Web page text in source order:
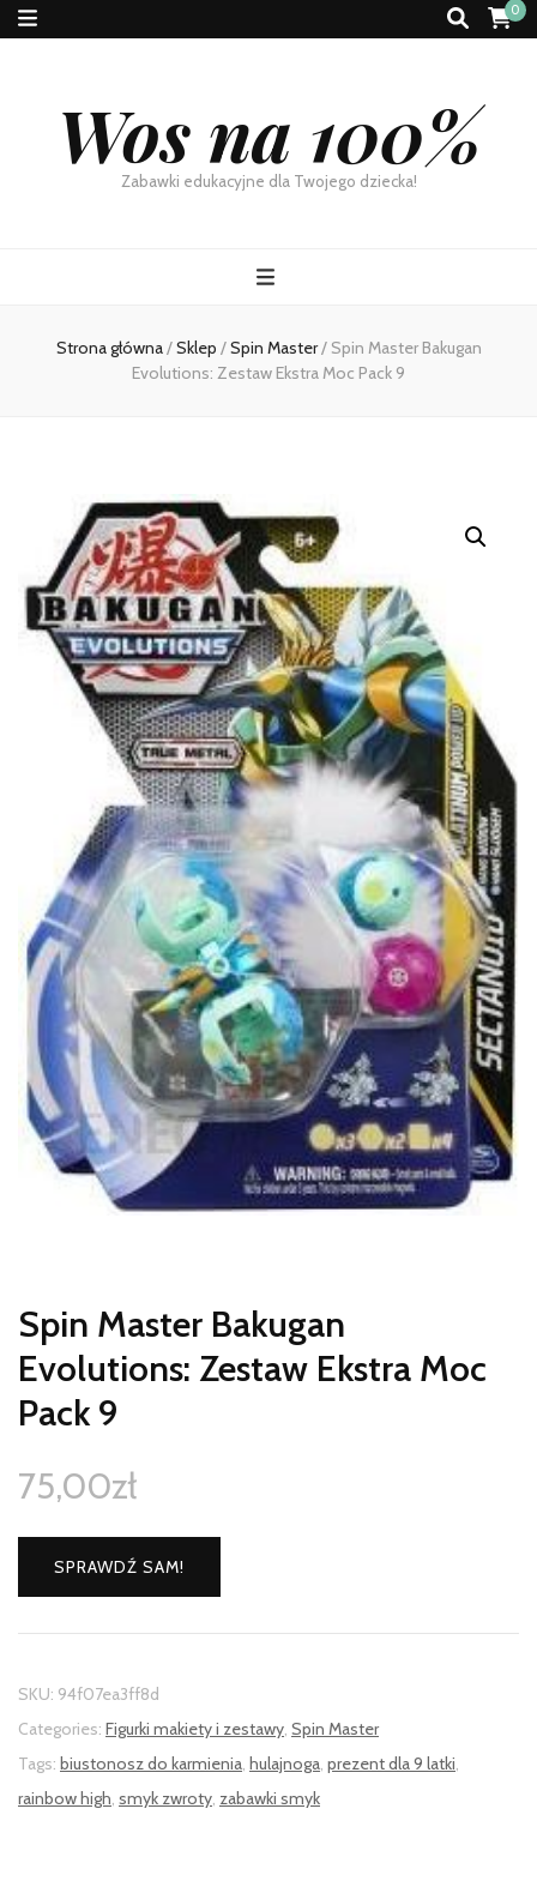
0
Wos na 100%
Zabawki edukacyjne dla Twojego dziecka!
Strona główna/Sklep /Spin Master/ Spin Master Bakugan
Evolutions: Zestaw Ekstra Moc Pack 9
Spin Master Bakugan
Evolutions: Zestaw Ekstra Moc
Pack 9
75,00zł
SPRAWDŹ SAM!
SKU: 94f07ea3ff8d
Categories: Figurki makiety i zestawy, Spin Master
Tags: biustonosz do karmienia, hulajnoga, prezent dla 9 latki,
rainbow high, smyk zwroty, zabawki smyk